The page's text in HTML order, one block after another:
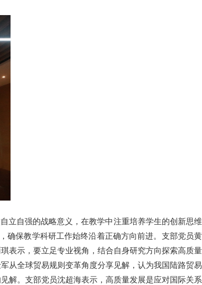
立自强的战略意义，在教学中注重培养学生的创新思维
确保教学科研工作始终沿着正确方向前进。支部党员黄
表示，要立足专业视角，结合自身研究方向探索高质量
从全球贸易规则变革角度分享见解，认为我国陆路贸易
解。支部党员沈超海表示，高质量发展是应对国际关系